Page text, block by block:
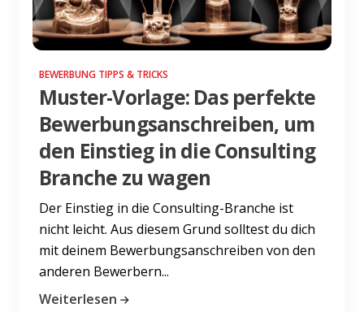
BEWERBUNG TIPPS & TRICKS
Muster-Vorlage: Das perfekte
Bewerbungsanschreiben, um
den Einstieg in die Consulting
Branche zu wagen
Der Einstieg in die Consulting-Branche ist
nicht leicht. Aus diesem Grund solltest du dich
mit deinem Bewerbungsanschreiben von den
anderen Bewerbern...
Weiterlesen